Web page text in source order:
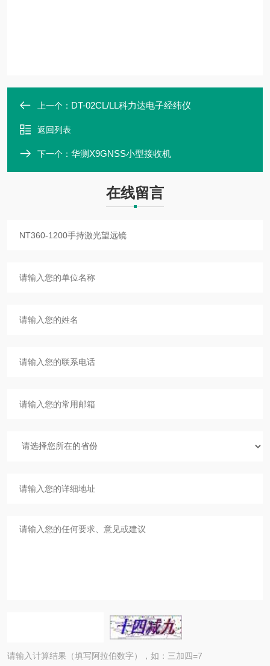
上一个： DT-02CL/LL科力达电子经纬仪
返回列表
下一个： 华测X9GNSS小型接收机
在线留言
请输入计算结果（填写阿拉伯数字），如：三加四=7